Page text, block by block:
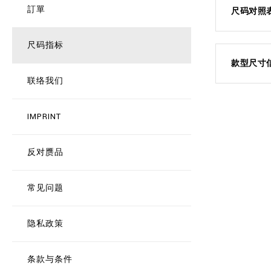
訂單
尺码指标
联络我们
IMPRINT
反对赝品
常见问题
隐私政策
条款与条件
尺码对照
款型尺寸